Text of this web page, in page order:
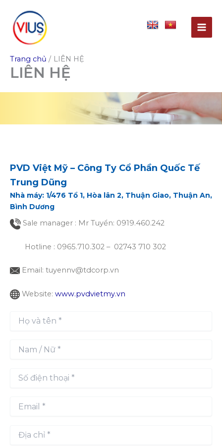
dung
Trang chủ LIÊN HỆ
LIÊN HỆ
PVD Việt Mỹ – Công Ty Cổ Phần Quốc Tế
Trung Dũng
Nhà máy: 1/476 Tổ 1, Hòa lân 2, Thuận Giao, Thuận An,
Bình Dương
Sale manager : Mr Tuyển: 0919.460.242
Hotline : 0965.710.302 – 02743 710 302
Email: tuyennv@tdcorp.vn
Website: www.pvdvietmy.vn